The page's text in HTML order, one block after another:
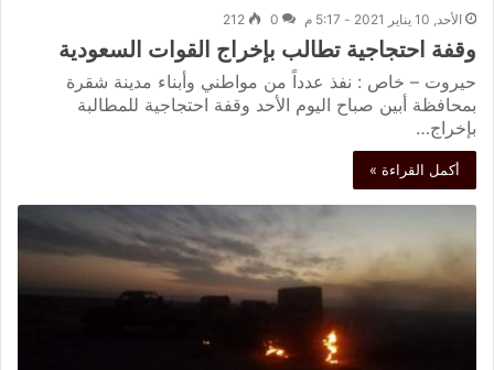
الأحد, 10 يناير 2021 - 5:17 م 0
212
وقفة احتجاجية تطالب بإخراج القوات السعودية
حيروت – خاص : نفذ عدداً من مواطني وأبناء مدينة شقرة
بمحافظة أبين صباح اليوم الأحد وقفة احتجاجية للمطالبة
بإخراج…
أكمل القراءة »